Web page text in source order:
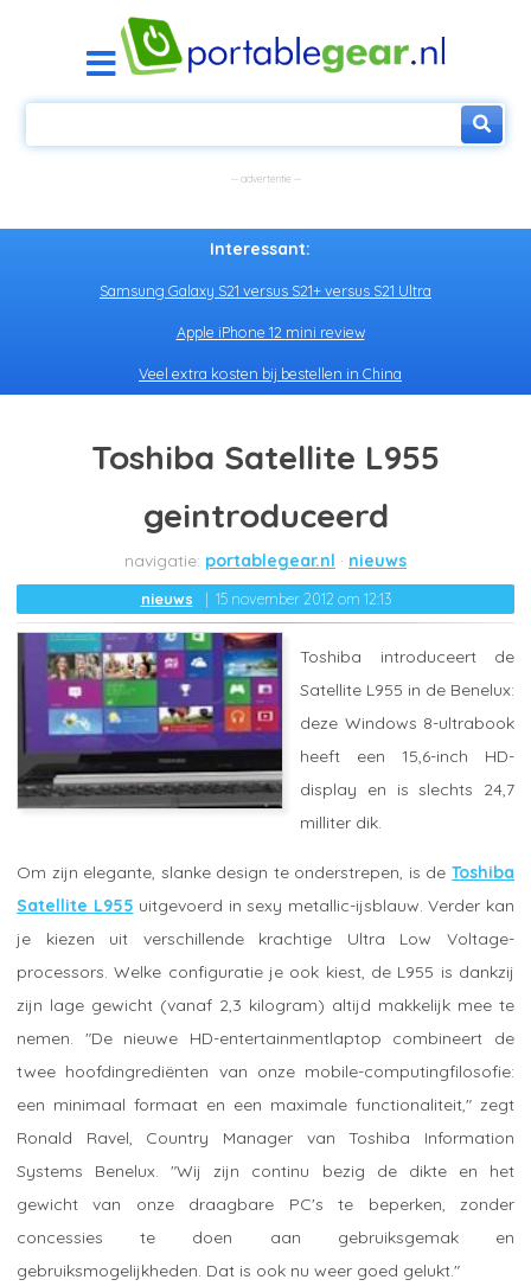
Interessant:
Samsung Galaxy S21 versus S21+ versus S21 Ultra
Apple iPhone 12 mini review
Veel extra kosten bij bestellen in China
Toshiba Satellite L955
geintroduceerd
portablegear.nl nieuws
nieuws 15 november 2012 om 12:13
Toshiba introduceert de
Satellite L955 in de Benelux:
deze Windows 8-ultrabook
heeft een 15,6-inch HD-
display en is slechts 24,7
milliter dik.
Om zijn elegante, slanke design te onderstrepen, is de Toshiba
Satellite L955 uitgevoerd in sexy metallic-ijsblauw. Verder kan
je kiezen uit verschillende krachtige Ultra Low Voltage-
processors. Welke configuratie je ook kiest, de L955 is dankzij
zijn lage gewicht (vanaf 2,3 kilogram) altijd makkelijk mee te
nemen. "De nieuwe HD-entertainmentlaptop combineert de
twee hoofdingrediënten van onze mobile-computingfilosofie:
een minimaal formaat en een maximale functionaliteit," zegt
Ronald Ravel, Country Manager van Toshiba Information
Systems Benelux. "Wij zijn continu bezig de dikte en het
gewicht van onze draagbare PC's te beperken, zonder
concessies te doen aan gebruiksgemak en
gebruiksmogelijkheden. Dat is ook nu weer goed gelukt."